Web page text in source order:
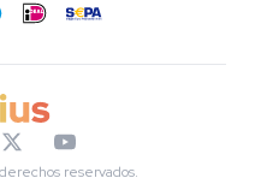
reservados.